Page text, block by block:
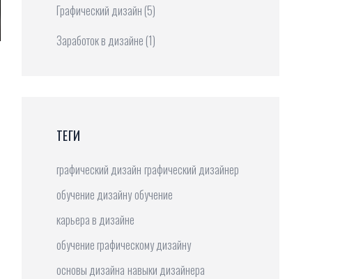
Графический дизайн (5)
Заработок в дизайне (1)
ТЕГИ
графический дизайн графический дизайнер
обучение дизайну обучение
карьера в дизайне
обучение графическому дизайну
основы дизайна навыки дизайнера